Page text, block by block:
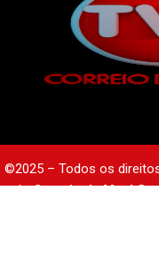
©2025 – Todos os
peloCorreio da Manhã.